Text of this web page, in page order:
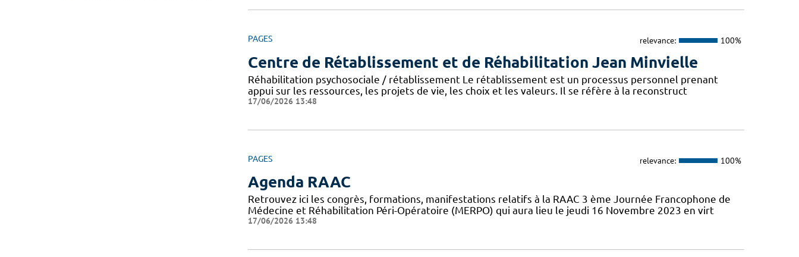
PAGES relevance: 100%
Centre de Rétablissement et de Réhabilitation Jean Minvielle
Réhabilitation psychosociale / rétablissement Le rétablissement est un processus personnel prenant
appui sur les ressources, les projets de vie, les choix et les valeurs. Il se réfère à la reconstruct
17/06/2026 13:48
PAGES relevance: 100%
Agenda RAAC
Retrouvez ici les congrès, formations, manifestations relatifs à la RAAC 3 ème Journée Francophone de
Médecine et Réhabilitation Péri-Opératoire (MERPO) qui aura lieu le jeudi 16 Novembre 2023 en virt
17/06/2026 13:48